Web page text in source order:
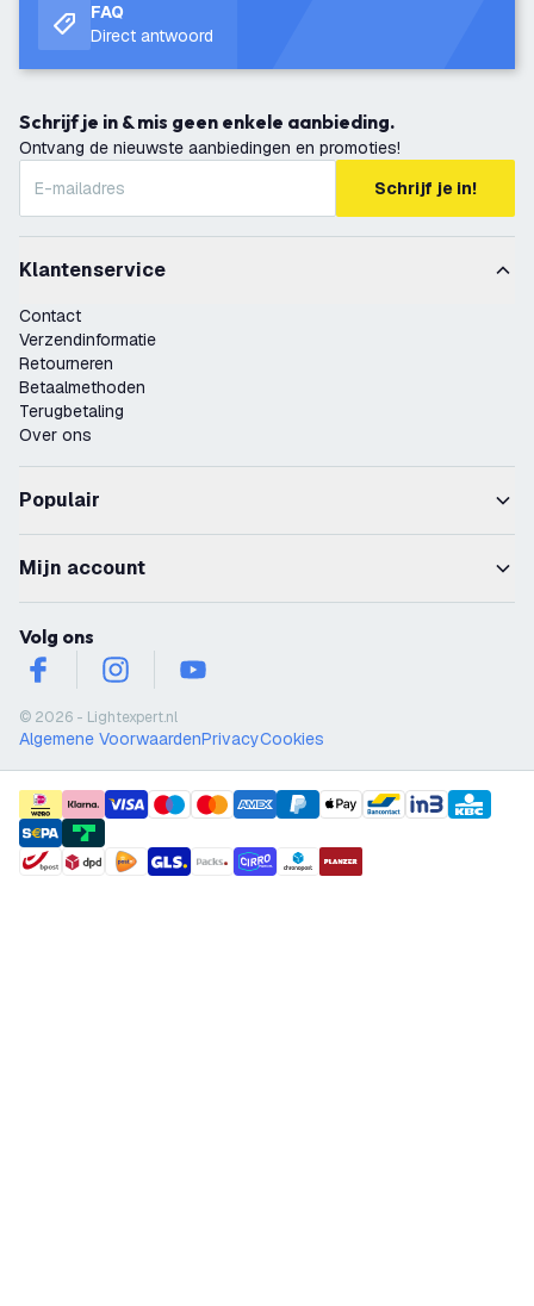
FAQ
Direct antwoord
Schrijf je in & mis geen enkele aanbieding.
Ontvang de nieuwste aanbiedingen en promoties!
Schrijf je in!
Klantenservice
Contact
Verzendinformatie
Retourneren
Betaalmethoden
Terugbetaling
Over ons
Populair
Mijn account
Volg ons
facebookinstagramyoutube
© 2026 - Lightexpert.nl
Algemene VoorwaardenPrivacyCookies
payment methods
shipment methods